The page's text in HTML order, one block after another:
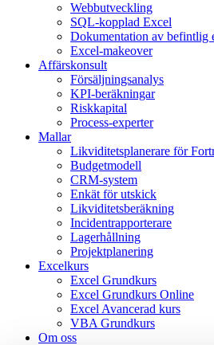
Webbutveckling
SQL-kopplad Excel
Dokumentation av befintlig
Excel-makeover
Affärskonsult
Försäljningsanalys
KPI-beräkningar
Riskkapital
Process-experter
Mallar
Likviditetsplanerare för
Budgetmodell
CRM-system
Enkät för utskick
Likviditetsberäkning
Incidentrapporterare
Lagerhållning
Projektplanering
Excelkurs
Excel Grundkurs
Excel Grundkurs Online
Excel Avancerad kurs
VBA Grundkurs
Om oss